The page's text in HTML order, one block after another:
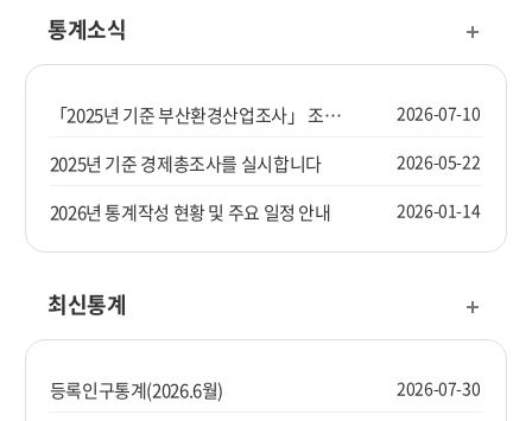
통계소식
「2025년 기준 부산환경산업조사」 조사요원을 모집합니다. 2026-07-10
2025년 기준 경제총조사를 실시합니다 2026-05-22
2026년 통계작성 현황 및 주요 일정 안내 2026-01-14
최신통계
등록인구통계(2026.6월) 2026-07-30